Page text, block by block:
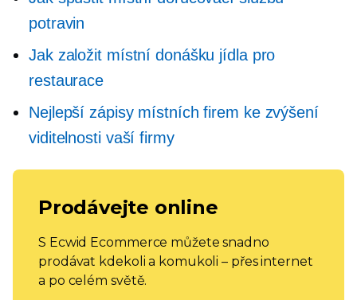
potravin
Jak založit místní donášku jídla pro
restaurace
Nejlepší zápisy místních firem ke zvýšení
viditelnosti vaší firmy
Prodávejte online
S Ecwid Ecommerce můžete snadno
prodávat kdekoli a komukoli – přes internet
a po celém světě.